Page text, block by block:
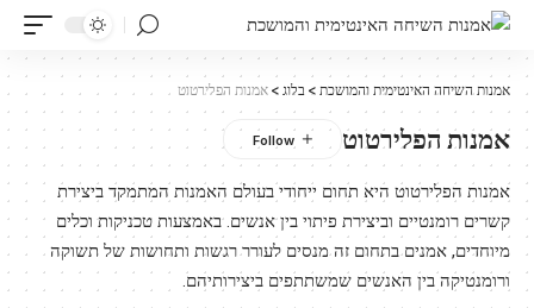
אמנות השיחה האינטימית והמושכת > בלוג > אמנות הפלירטוט
אמנות הפלירטוט
אמנות הפלירטוט היא תחום ייחודי בעולם האמנות המתמקד ביצירת
קשרים רומנטיים וביצירת פיתוי בין אנשים. באמצעות טכניקות וכלים
מיוחדים, אמנים בתחום זה מנסים לעורר רגשות ותחושות של תשוקה
ורומנטיקה בין האנשים שמשתתפים ביצירותיהם.